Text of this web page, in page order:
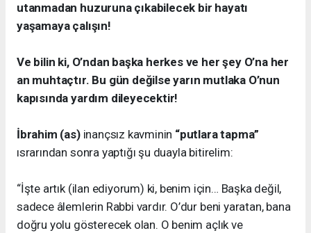
utanmadan huzuruna çıkabilecek bir hayatı
yaşamaya çalışın!
Ve bilin ki, O’ndan başka herkes ve her şey O’na her
an muhtaçtır. Bu gün değilse yarın mutlaka O’nun
kapısında yardım dileyecektir!
İbrahim (as) inançsız kavminin “putlara tapma”
ısrarından sonra yaptığı şu duayla bitirelim:
“İşte artık (ilan ediyorum) ki, benim için… Başka değil,
sadece âlemlerin Rabbi vardır. O’dur beni yaratan, bana
doğru yolu gösterecek olan. O benim açlık ve